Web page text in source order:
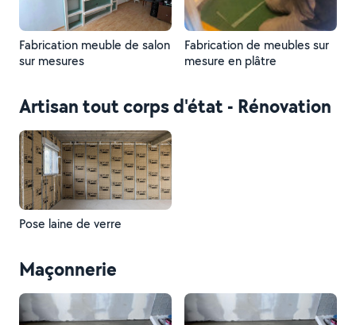
Fabrication meuble de salon
sur mesures
Fabrication de meubles sur
mesure en plâtre
Artisan tout corps d'état - Rénovation
Pose laine de verre
Maçonnerie